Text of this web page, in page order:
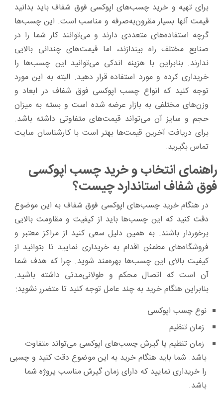
برای تهیه و خرید چسب‌های اپوکسی فوق شفاف باید بدانید
قیمت آنها بسیار مقرون‌به‌صرفه و مناسب است. این چسب‌ها
گرچه استفاده‌های متعددی دارند و می‌توانند کار شما را در
صنایع مختلف راه بیندازند، اما قیمت‌های چندانی بالایی
ندارند. بنابراین با هزینه اندکی می‌توانید این چسب‌ها را
خریداری کرده و مورد استفاده قرار دهید. البته به این مورد
توجه کنید که انواع چسب اپوکسی فوق شفاف در ابعاد و
وزن‌های مختلفی به بازار عرضه شده است و بسته به میزان
حجم و سایز آن می‌تواند قیمت‌های متفاوتی داشته باشد.
برای دریافت آخرین قیمت‌ها بهتر است با کارشناسان سایت
تماس بگیرید.
راهنمای انتخاب و خرید چسب اپوکسی
فوق شفاف استاندارد چیست؟
در هنگام خرید چسب‌های اپوکسی فوق شفاف به این موضوع
دقت کنید که این چسب‌ها باید از کیفیت و مقاومت بالایی
برخوردار باشند. به همین دلیل سعی کنید از مراکز معتبر و
فروشگاه‌های مطمئن اقدام به خریداری نمایید تا بتوانید از
کیفیت بالای این چسب‌ها بهره‌مند شوید. چرا که هدف شما
آن است که اتصال محکم و طولانی‌مدتی داشته باشید.
بنابراین هنگام خرید به چند عامل توجه کنید تا متضرر نشوید:
نوع چسب اپوکسی
زمان تنظیم
زمان تنظیم یا گیرش چسب‌های اپوکسی می‌تواند متفاوت
باشد. شما باید هنگام خرید به این موضوع دقت کنید و چسبی
را خریداری نمایید که دارای زمان گیرش مناسب پروژه شما
باشد.